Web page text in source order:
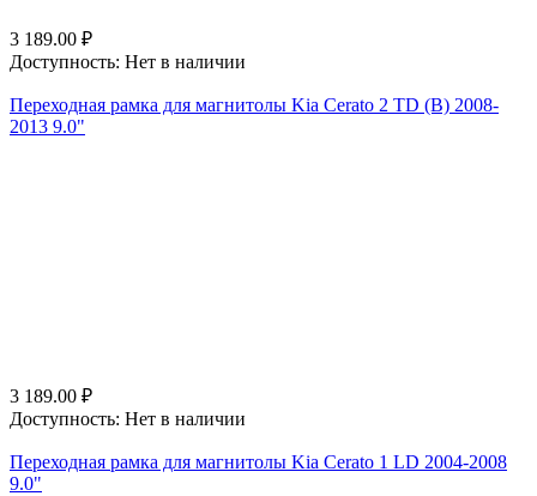
3 189.00 ₽
Доступность: Нет в наличии
Переходная рамка для магнитолы Kia Cerato 2 TD (B) 2008-
2013 9.0"
3 189.00 ₽
Доступность: Нет в наличии
Переходная рамка для магнитолы Kia Cerato 1 LD 2004-2008
9.0"